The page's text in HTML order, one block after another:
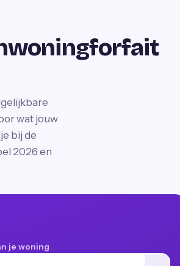
wat jouw
bij de
2026 en
je woning